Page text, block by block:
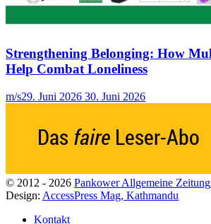
Strengthening Belonging: How
Help Combat Loneliness
m/s29. Juni 2026 30. Juni 2026
© 2012 - 2026 Pankower Allgemeine Zeitung
Design: AccessPress Mag, Kathmandu
Kontakt